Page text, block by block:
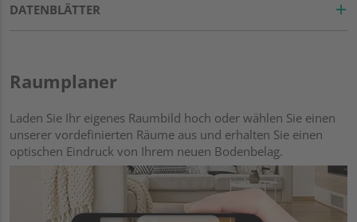
DATENBLÄTTER
Raumplaner
Laden Sie Ihr eigenes Raumbild hoch oder wählen Sie einen
unserer vordefinierten Räume aus und erhalten Sie einen
optischen Eindruck von Ihrem neuen Bodenbelag.